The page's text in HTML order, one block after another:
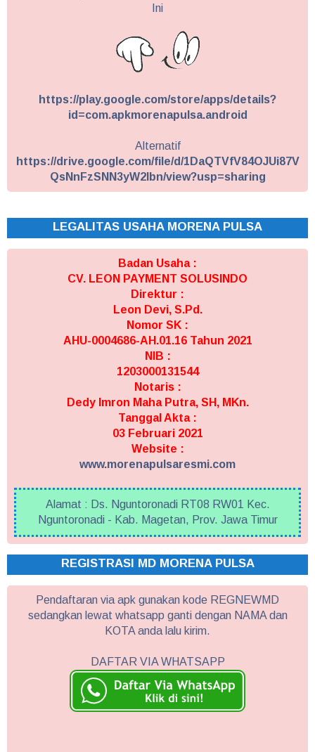
Ini
https://play.google.com/store/apps/details?
id=com.apkmorenapulsa.android
Alternatif
https://drive.google.com/file/d/1DaQTVfV84OJUi87V
QsNnFzSNN3yW2Ibn/view?usp=sharing
LEGALITAS USAHA MORENA PULSA
Badan Usaha :
CV. LEON PAYMENT SOLUSINDO
Direktur :
Leon Devi, S.Pd.
Nomor SK :
AHU-0004686-AH.01.16 Tahun 2021
NIB :
1203000131544
Notaris :
Dedy Imron Maha Putra, SH, MKn.
Tanggal Akta :
03 Februari 2021
Website :
www.morenapulsaresmi.com
Alamat : Ds. Nguntoronadi RT08 RW01 Kec.
Nguntoronadi - Kab. Magetan, Prov. Jawa Timur
REGISTRASI MD MORENA PULSA
Pendaftaran via apk gunakan kode REGNEWMD
sedangkan lewat whatsapp ganti dengan NAMA dan
KOTA anda lalu kirim.
DAFTAR VIA WHATSAPP